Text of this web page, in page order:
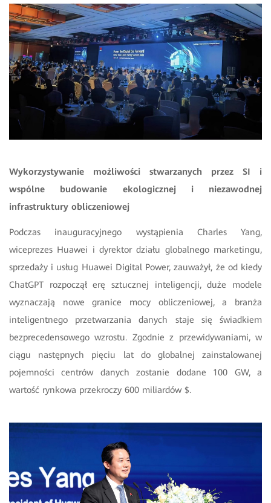
Wykorzystywanie możliwości stwarzanych przez SI i
wspólne budowanie ekologicznej i niezawodnej
infrastruktury obliczeniowej
Podczas inauguracyjnego wystąpienia Charles Yang,
wiceprezes Huawei i dyrektor działu globalnego marketingu,
sprzedaży i usług Huawei Digital Power, zauważył, że od kiedy
ChatGPT rozpoczął erę sztucznej inteligencji, duże modele
wyznaczają nowe granice mocy obliczeniowej, a branża
inteligentnego przetwarzania danych staje się świadkiem
bezprecedensowego wzrostu. Zgodnie z przewidywaniami, w
ciągu następnych pięciu lat do globalnej zainstalowanej
pojemności centrów danych zostanie dodane 100 GW, a
wartość rynkowa przekroczy 600 miliardów $.